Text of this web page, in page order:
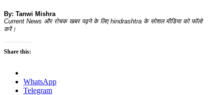
By: Tanwi Mishra
Current News और रोचक खबर पढ़ने के लिए hindrashtra के सोशल मीडिया को फॉलो
करें।
Share this:
WhatsApp
Telegram